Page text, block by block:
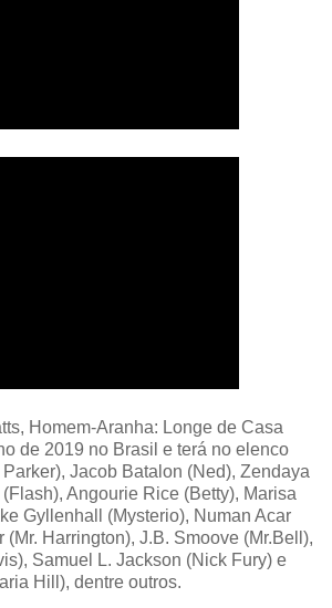
Homem-Aranha: Longe de Casa
de 2019 no Brasil e terá no elenco
Jacob Batalon (Ned), Zendaya
Angourie Rice (Betty), Marisa
Gyllenhall (Mysterio), Numan Acar
(Mr. Harrington), J.B. Smoove (Mr.Bell),
Samuel L. Jackson (Nick Fury) e
Hill), dentre outros.